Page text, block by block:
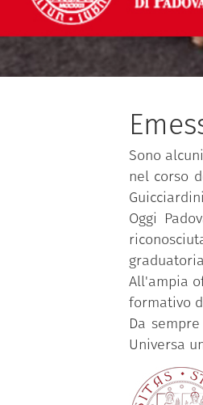
Sono
nel corso
Oggi
All'ampia
formativo
Da
Universa